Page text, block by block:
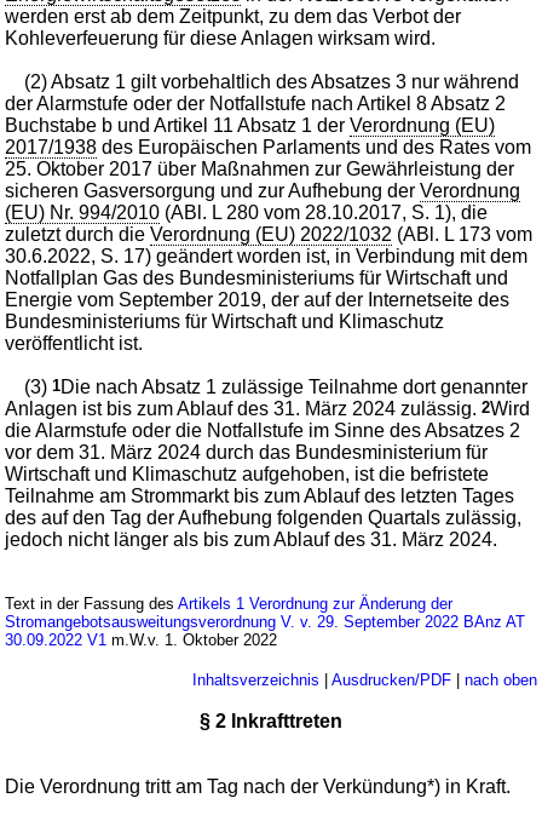
werden erst ab dem Zeitpunkt, zu dem das Verbot der
Kohleverfeuerung für diese Anlagen wirksam wird.
(2) Absatz 1 gilt vorbehaltlich des Absatzes 3 nur während
der Alarmstufe oder der Notfallstufe nach Artikel 8 Absatz 2
Buchstabe b und Artikel 11 Absatz 1 derVerordnung (EU)
2017/1938 des Europäischen Parlaments und des Rates vom
25. Oktober 2017 über Maßnahmen zur Gewährleistung der
sicheren Gasversorgung und zur Aufhebung derVerordnung
(EU) Nr. 994/2010 (ABl. L 280 vom 28.10.2017, S. 1), die
zuletzt durch dieVerordnung (EU) 2022/1032 (ABl. L 173 vom
30.6.2022, S. 17) geändert worden ist, in Verbindung mit dem
Notfallplan Gas des Bundesministeriums für Wirtschaft und
Energie vom September 2019, der auf der Internetseite des
Bundesministeriums für Wirtschaft und Klimaschutz
veröffentlicht ist.
(3)1Die nach Absatz 1 zulässige Teilnahme dort genannter
Anlagen ist bis zum Ablauf des 31. März 2024 zulässig.2Wird
die Alarmstufe oder die Notfallstufe im Sinne des Absatzes 2
vor dem 31. März 2024 durch das Bundesministerium für
Wirtschaft und Klimaschutz aufgehoben, ist die befristete
Teilnahme am Strommarkt bis zum Ablauf des letzten Tages
des auf den Tag der Aufhebung folgenden Quartals zulässig,
jedoch nicht länger als bis zum Ablauf des 31. März 2024.
Text in der Fassung desArtikels 1 Verordnung zur Änderung der
Stromangebotsausweitungsverordnung V. v. 29. September 2022 BAnz AT
30.09.2022 V1 m.W.v. 1. Oktober 2022
Inhaltsverzeichnis | Ausdrucken/PDF| nach oben
§ 2 Inkrafttreten
Die Verordnung tritt am Tag nach der Verkündung*) in Kraft.